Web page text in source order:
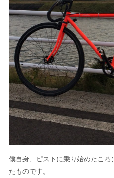
僕自身、ピストに乗り始めたこ
たものです。